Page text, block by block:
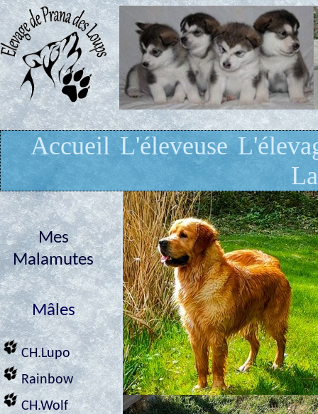
Accueil L'éleveuse
Mes
Malamutes
Mâles
CH.Lupo
Rainbow
CH.Wolf